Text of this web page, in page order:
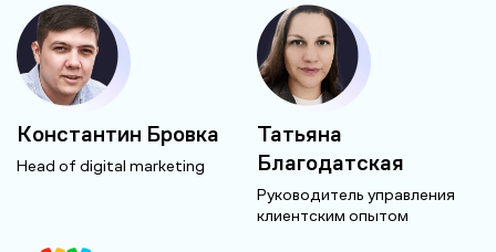
Константин Бровка
Head of digital marketing
Татьяна
Благодатская
Руководитель управления
клиентским опытом